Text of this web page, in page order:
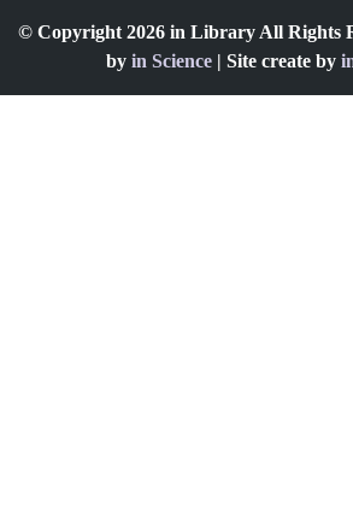
© Copyright 2026 in Library All Rights
by in Science | Site create by